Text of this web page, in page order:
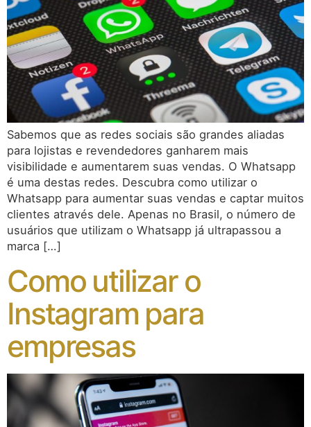
Sabemos que as redes sociais são grandes aliadas
para lojistas e revendedores ganharem mais
visibilidade e aumentarem suas vendas. O Whatsapp
é uma destas redes. Descubra como utilizar o
Whatsapp para aumentar suas vendas e captar muitos
clientes através dele. Apenas no Brasil, o número de
usuários que utilizam o Whatsapp já ultrapassou a
marca […]
Como utilizar o
Instagram para
empresas